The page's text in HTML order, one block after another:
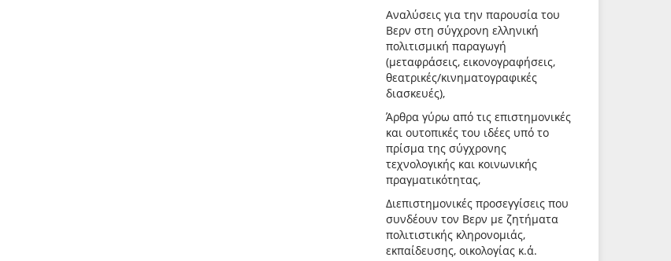
Αναλύσεις για την παρουσία του
Βερν στη σύγχρονη ελληνική
πολιτισμική παραγωγή
(μεταφράσεις, εικονογραφήσεις,
θεατρικές/κινηματογραφικές
διασκευές),
Άρθρα γύρω από τις επιστημονικές
και ουτοπικές του ιδέες υπό το
πρίσμα της σύγχρονης
τεχνολογικής και κοινωνικής
πραγματικότητας,
Διεπιστημονικές προσεγγίσεις που
συνδέουν τον Βερν με ζητήματα
πολιτιστικής κληρονομιάς,
εκπαίδευσης, οικολογίας κ.ά.